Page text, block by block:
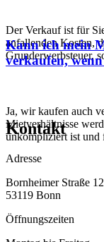
Der Verkauf ist für
anfallenden Kosten,
Grunderwerbsteuer,
Kann ich mein
verkaufen,
Ja, wir kaufen auch
Mietverhältnisse
unkompliziert ist und
Kontakt
Adresse
Bornheimer Straße
53119 Bonn
Öffnungszeiten